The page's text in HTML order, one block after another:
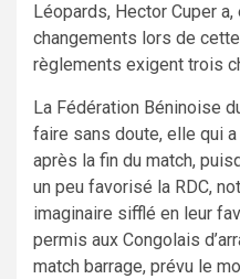
Léopards, Hector Cuper
changements lors de
règlements exigent trois
La Fédération Béninoise
faire sans doute, elle qui
après la fin du match,
un peu favorisé la RDC,
imaginaire sifflé en leur
permis aux Congolais
match barrage, prévu le